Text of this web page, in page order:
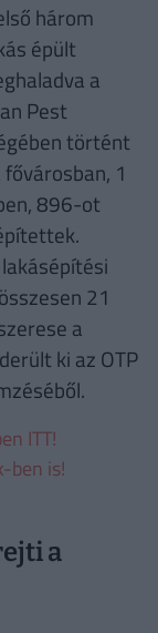
három
épült
a
Pest
történt
1
896-ot
21
a
ki az OTP
ITT!
ben is!
a